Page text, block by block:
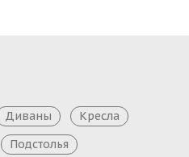
Диваны
Кресла
Подстолья